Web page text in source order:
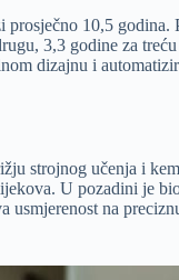
10,5
3,3 godine za
dizajnu i
strojnog učenja i
U pozadini je
na